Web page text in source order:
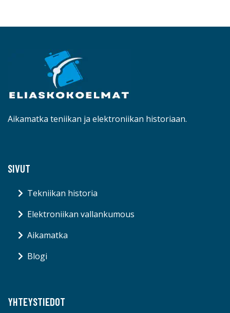
Aikamatka teniikan ja elektroniikan historiaan.
SIVUT
Tekniikan historia
Elektroniikan vallankumous
Aikamatka
Blogi
YHTEYSTIEDOT